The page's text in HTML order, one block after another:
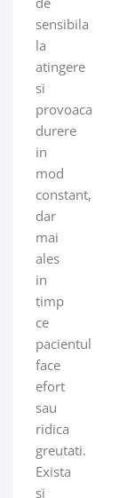
sensibila
la
atingere
si
provoaca
durere
in
mod
constant,
dar
mai
ales
in
timp
ce
pacientul
face
efort
sau
ridica
greutati.
Exista
si